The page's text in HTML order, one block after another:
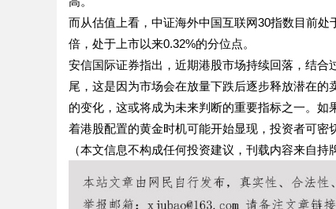
而从估值上看，中证海外中国互联网30指数目前
倍，处于上市以来0.32%的分位点。
安信国际证券指出，近期港股市场持续回落，结
尾，这是因为市场会在放量下跌后逐步释放潜在
的变化，这或将成为未来判断的重要指标之一。
着港股配置的黄金时机可能开始显现，投资者可密
（本文信息不构成任何投资建议，刊载内容来自